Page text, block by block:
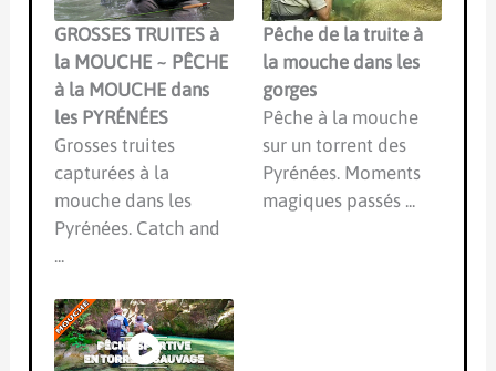
GROSSES TRUITES à
la MOUCHE ~ PÊCHE
à la MOUCHE dans
les PYRÉNÉES
Grosses truites
capturées à la
mouche dans les
Pyrénées. Catch and
...
Pêche de la truite à
la mouche dans les
gorges
Pêche à la mouche
sur un torrent des
Pyrénées. Moments
magiques passés ...